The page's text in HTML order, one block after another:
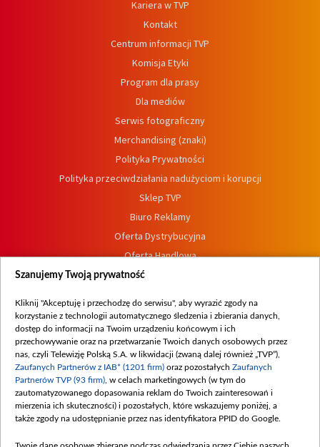
Kariera w TVP
Kontakt
Centrum informacji TVP
Komisja Etyki
Program dla prasy
Dla mediów
Serwis fotograficzny
Merchandising (znaki)
Polityka Prywatności
Polityka przeciwdziałania nadużyciom i korupcji
Sklep TVP
Biuro Reklamy
Oferta Dystrybucyjna
Oferta Handlowa
Dostępność
Procedura zgłoszeń wewnętrznych
Szanujemy Twoją prywatność
Kliknij "Akceptuję i przechodzę do serwisu", aby wyrazić zgody na
korzystanie z technologii automatycznego śledzenia i zbierania danych,
dostęp do informacji na Twoim urządzeniu końcowym i ich
przechowywanie oraz na przetwarzanie Twoich danych osobowych przez
nas, czyli Telewizję Polską S.A. w likwidacji (zwaną dalej również „TVP”),
Zaufanych Partnerów z IAB* (1201 firm) oraz pozostałych Zaufanych
Partnerów TVP (93 firm) , w celach marketingowych (w tym do
zautomatyzowanego dopasowania reklam do Twoich zainteresowań i
mierzenia ich skuteczności) i pozostałych, które wskazujemy poniżej, a
także zgody na udostępnianie przez nas identyfikatora PPID do Google.